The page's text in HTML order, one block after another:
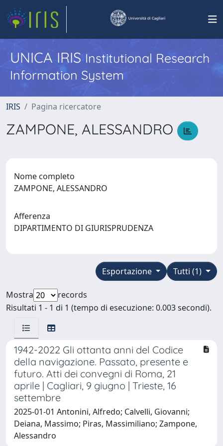
UNICA IRISInstitutional Research
Information System
IRIS Pagina ricercatore
ZAMPONE, ALESSANDRO
Nome completo
ZAMPONE, ALESSANDRO
Afferenza
DIPARTIMENTO DI GIURISPRUDENZA
Tutti (1)
Esportazione
Mostra
records
Risultati 1 - 1 di 1 (tempo di esecuzione: 0.003 secondi).
1942-2022 Gli ottanta anni del Codice
della navigazione. Passato, presente e
futuro. Atti dei convegni di Roma, 21
aprile | Cagliari, 9 giugno | Trieste, 16
settembre
2025-01-01 Antonini, Alfredo; Calvelli, Giovanni;
Deiana, Massimo; Piras, Massimiliano; Zampone,
Alessandro